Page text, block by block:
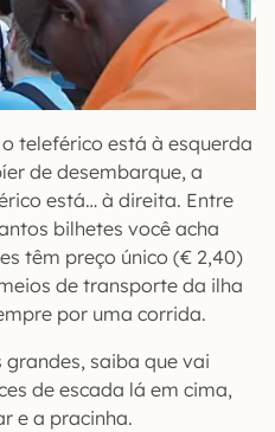
teleférico está à esquerda
de desembarque, a
está… à direita. Entre
bilhetes você acha
têm preço único (€ 2,40)
de transporte da ilha
por uma corrida.
saiba que vai
de escada lá em cima,
e a pracinha.